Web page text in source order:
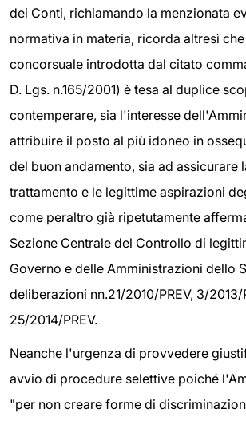
dei Conti, richiamando la menzionata
normativa in materia, ricorda altresì
concorsuale introdotta dal citato
D. Lgs. n.165/2001) è tesa al duplice
contemperare, sia l'interesse
attribuire il posto al più idoneo in
del buon andamento, sia ad assicurare
trattamento e le legittime aspirazioni
come peraltro già ripetutamente
Sezione Centrale del Controllo di
Governo e delle Amministrazioni dello
deliberazioni nn.21/2010/PREV, 3/2013/
25/2014/PREV.
Neanche l'urgenza di provvedere
avvio di procedure selettive poiché
"per non creare forme di